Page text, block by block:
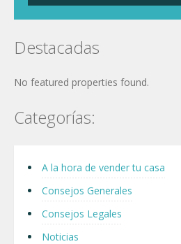
Destacadas
No featured properties found.
Categorías:
A la hora de vender tu casa
Consejos Generales
Consejos Legales
Noticias